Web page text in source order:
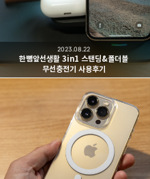
입니다.
네이버 블로그
한뼘앞선생활 3in1 스탠딩&폴더블
무선충전기 사용후기
2023.08.22